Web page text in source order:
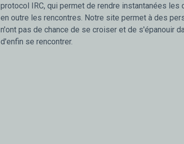
protocol IRC, qui permet de rendre instantanées
en outre les rencontres. Notre site permet à des
n'ont pas de chance de se croiser et de s'épanouir
d'enfin se rencontrer.